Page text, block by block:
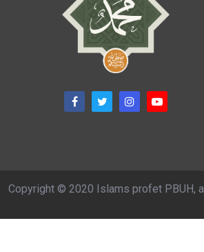
Copyright © 2020 Islams profet PBUH,